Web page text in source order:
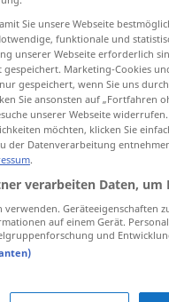
unmündig
unmündig (≈
Sie unsere Webseite
funktionale und
unserer Webseite erforderlich
Marketing-Cookies
gespeichert, wenn Sie uns
Sie ansonsten auf „Fortfahren
unserer Webseite
möchten, klicken Sie
der Datenverarbeitung
.
verarbeiten Daten, um
verwenden.
auf einem Gerät.
und